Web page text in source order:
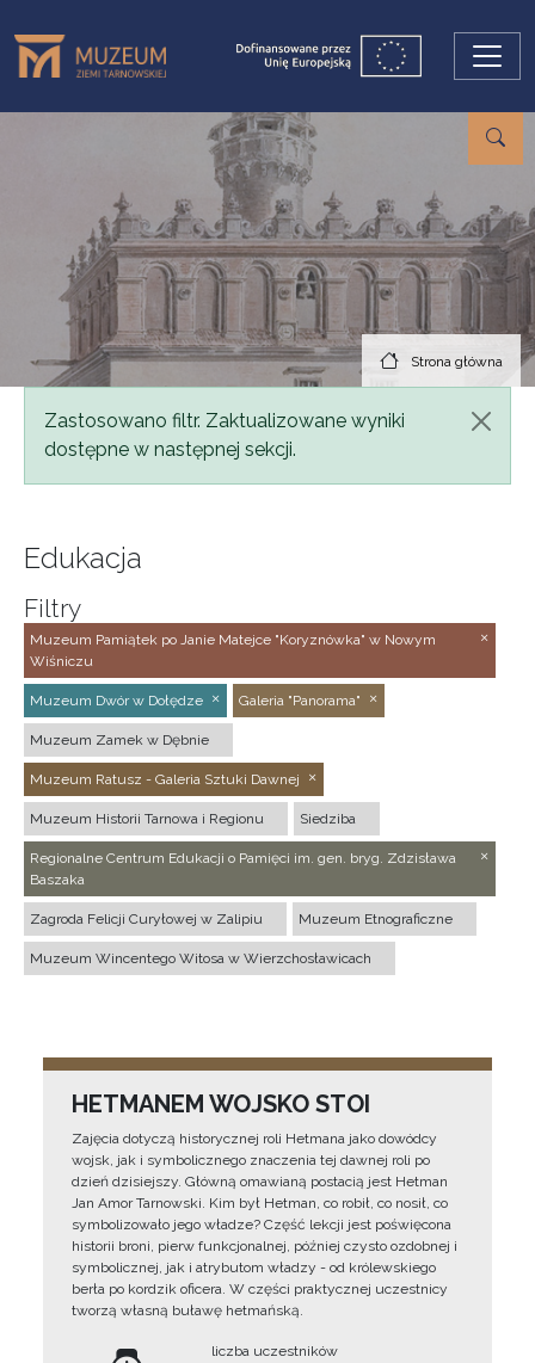
Strona główna
Komunikat
Zastosowano filtr. Zaktualizowane wyniki
dostępne w następnej sekcji.
Edukacja
Filtry
Muzeum Pamiątek po Janie Matejce "Koryznówka" w Nowym
Wiśniczu
Muzeum Dwór w Dołędze Galeria "Panorama"
Muzeum Zamek w Dębnie
Muzeum Ratusz - Galeria Sztuki Dawnej
Muzeum Historii Tarnowa i Regionu Siedziba
Regionalne Centrum Edukacji o Pamięci im. gen. bryg. Zdzisława
Baszaka
Zagroda Felicji Curyłowej w Zalipiu Muzeum Etnograficzne
Muzeum Wincentego Witosa w Wierzchosławicach
HETMANEM WOJSKO STOI
Zajęcia dotyczą historycznej roli Hetmana jako dowódcy
wojsk, jak i symbolicznego znaczenia tej dawnej roli po
dzień dzisiejszy. Główną omawianą postacią jest Hetman
Jan Amor Tarnowski. Kim był Hetman, co robił, co nosił, co
symbolizowało jego władze? Część lekcji jest poświęcona
historii broni, pierw funkcjonalnej, później czysto ozdobnej i
symbolicznej, jak i atrybutom władzy - od królewskiego
berła po kordzik oficera. W części praktycznej uczestnicy
tworzą własną buławę hetmańską.
liczba uczestników